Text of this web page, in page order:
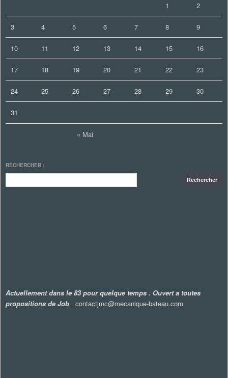
« Mai
1 2
3 4 5 6 7 8 9
10 11 12 13 14 15 16
17 18 19 20 21 22 23
24 25 26 27 28 29 30
31
RECHERCHER :
Actuellement dans le 83 pour quelque temps . Ouvert a toutes
propositions de Job . contactjmc@mecanique-bateau.com